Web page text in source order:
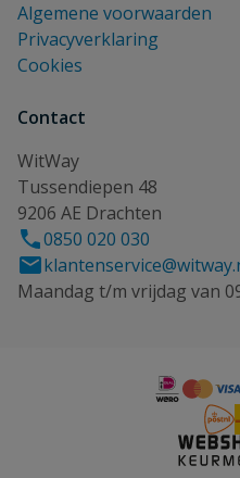
Algemene voorwaarden
Privacyverklaring
Cookies
Contact
WitWay
Tussendiepen 48
9206 AE Drachten
0850 020 030
Maandag t/m vrijdag van